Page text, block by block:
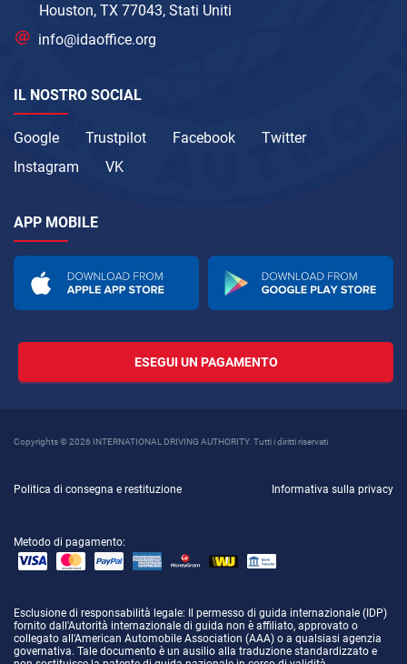
Houston, TX 77043, Stati Uniti
info@idaoffice.org
IL NOSTRO SOCIAL
Google Trustpilot Facebook
Twitter
Instagram
VK
APP MOBILE
ESEGUI UN PAGAMENTO
Copyrights © 2026 INTERNATIONAL DRIVING AUTHORITY. Tutti i diritti riservati
Politica di consegna e restituzione Informativa sulla privacy
Metodo di pagamento:
Esclusione di responsabilità legale: Il permesso di guida internazionale (IDP)
fornito dall'Autorità internazionale di guida non è affiliato, approvato o
collegato all'American Automobile Association (AAA) o a qualsiasi agenzia
governativa. Tale documento è un ausilio alla traduzione standardizzato e